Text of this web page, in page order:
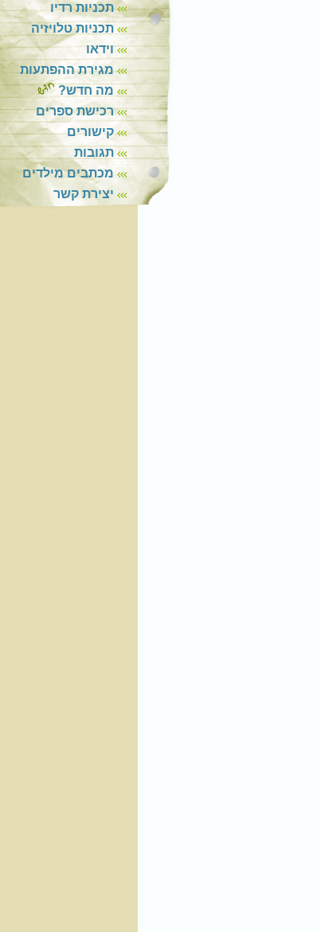
תכניות רדיו
תכניות טלויזיה
וידאו
מגירת ההפתעות
מה חדש?
רכישת ספרים
קישורים
תגובות
מכתבים מילדים
יצירת קשר